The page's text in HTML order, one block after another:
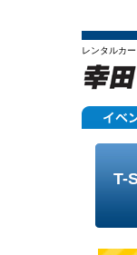
レンタルカ
T-